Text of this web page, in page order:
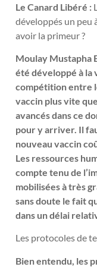
Le Canard Libéré :
développés un peu
avoir la primeur ?
Moulay Mustapha
été développé à la
compétition entre
vaccin plus vite
avancés dans ce
pour y arriver. Il
nouveau vaccin
Les ressources
compte tenu de
mobilisées à très
sans doute le fait
dans un délai
Les protocoles de
Bien entendu, les